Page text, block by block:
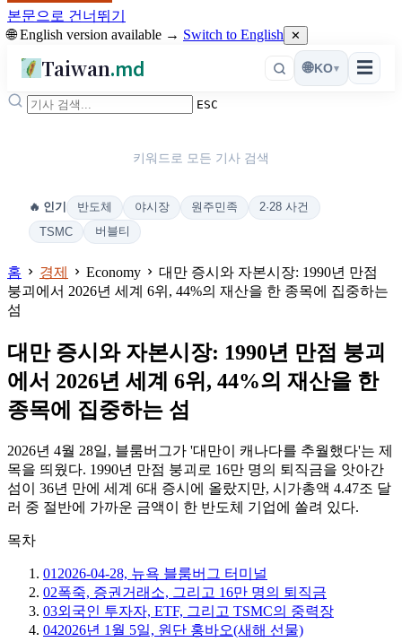
본문으로 건너뛰기
🌐 English version available → Switch to English ✕
Taiwan.md ☰
🌐KO▾
ESC
키워드로 모든 기사 검색
🔥 인기 반도체 야시장 원주민족
2·28 사건
TSMC
버블티
홈 경제 Economy
대만 증시와 자본시장: 1990년 만점
붕괴에서 2026년 세계 6위, 44%의 재산을 한 종목에 집중하는
섬
대만 증시와 자본시장: 1990년 만점 붕괴
에서 2026년 세계 6위, 44%의 재산을 한
종목에 집중하는 섬
2026년 4월 28일, 블룸버그가 '대만이 캐나다를 추월했다'는 제
목을 띄웠다. 1990년 만점 붕괴로 16만 명의 퇴직금을 앗아간
섬이 36년 만에 세계 6대 증시에 올랐지만, 시가총액 4.47조 달
러 중 절반에 가까운 금액이 한 반도체 기업에 쏠려 있다.
목차
01 2026-04-28, 뉴욕 블룸버그 터미널
02폭죽, 증권거래소, 그리고 16만 명의 퇴직금
03외국인 투자자, ETF, 그리고 TSMC의 중력장
042026년 1월 5일, 원단 홍바오(새해 선물)